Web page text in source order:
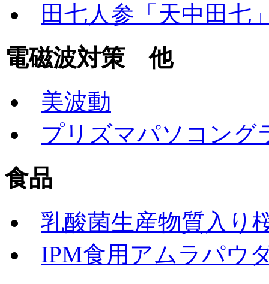
田七人参「天中田七
電磁波対策 他
美波動
プリズマパソコング
食品
乳酸菌生産物質入り
IPM食用アムラパウ